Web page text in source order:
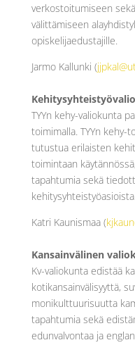
verkostoitumiseen
välittämiseen
opiskelijaedustajille.
Jarmo Kallunki (
TYYn kehy-valiokunta
toimimalla. TYYn
tutustua erilaisten
toimintaan
tapahtumia sekä
kehitysyhteistyöasioista.
Katri Kaunismaa (
Kansainvälinen
Kv-valiokunta edistää
kotikansainvälisyyttä,
monikulttuurisuutta
tapahtumia sekä
edunvalvontaa ja